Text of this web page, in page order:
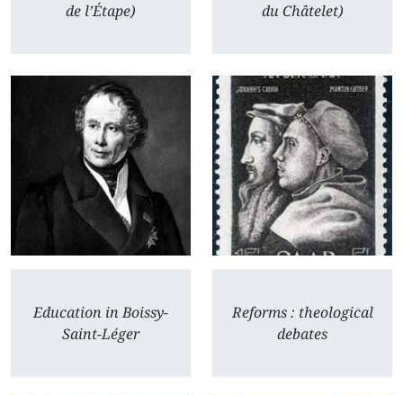
de l’Étape)
du Châtelet)
Education in Boissy-
Saint-Léger
Reforms : theological
debates